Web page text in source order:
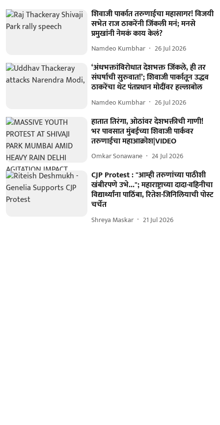
शिवाजी पार्कात तरुणाईचा महासागर! विजयी
सभेत राज ठाकरेंनी जिंकली मनं; मनसे
प्रमुखांनी नेमकं काय केलं?
Namdeo Kumbhar 26 Jul 2026
‘अंधभक्तांविरोधात देशभक्त जिंकले, ही तर
संघर्षाची सुरुवात!’; शिवाजी पार्कातून उद्धव
ठाकरेंचा थेट पंतप्रधान मोदींवर हल्लाबोल
Namdeo Kumbhar 26 Jul 2026
हातात तिरंगा, ओठांवर देशभक्तीची गाणी!
भर पावसात मुंबईच्या शिवाजी पार्कवर
तरुणाईचा महाआक्रोश|VIDEO
Omkar Sonawane 24 Jul 2026
CJP Protest : "आम्ही तरुणांच्या पाठीशी
खंबीरपणे उभे..."; महाराष्ट्राच्या दादा-वहिनीचा
विद्यार्थ्यांना पाठिंबा, रितेश-जिनिलियाची पोस्ट
चर्चेत
Shreya Maskar 21 Jul 2026